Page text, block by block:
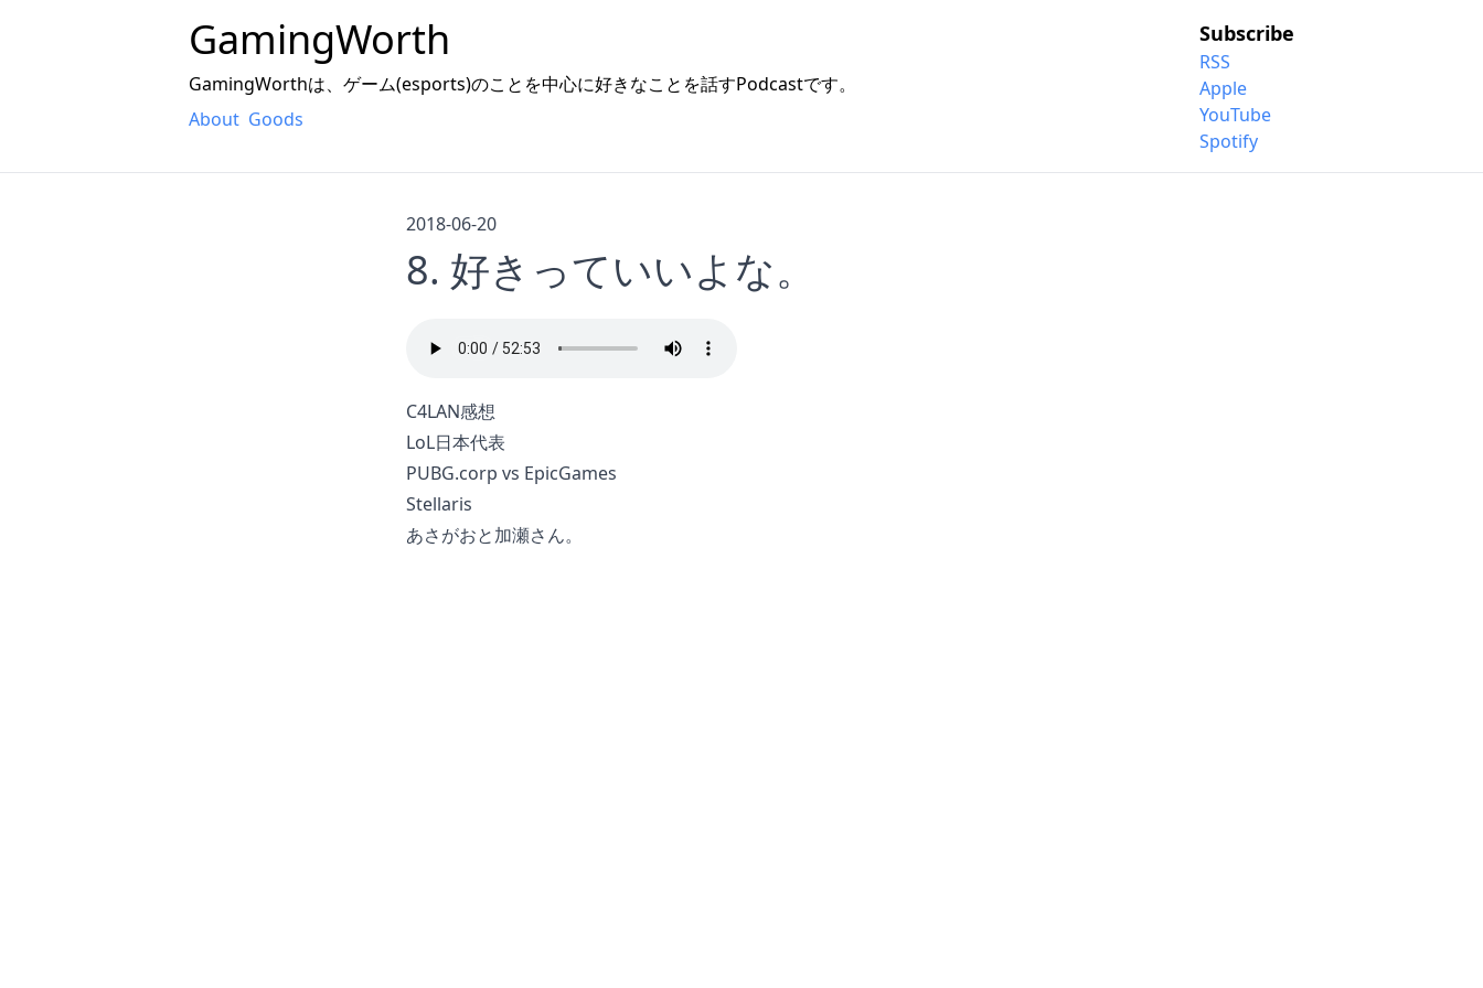
GamingWorth
GamingWorthは、ゲーム(esports)のことを中心に好きなことを話すPodcastです。
About Goods
Subscribe
RSS
Apple
YouTube
Spotify
2018-06-20
8. 好きっていいよな。
C4LAN感想
LoL日本代表
PUBG.corp vs EpicGames
Stellaris
あさがおと加瀬さん。